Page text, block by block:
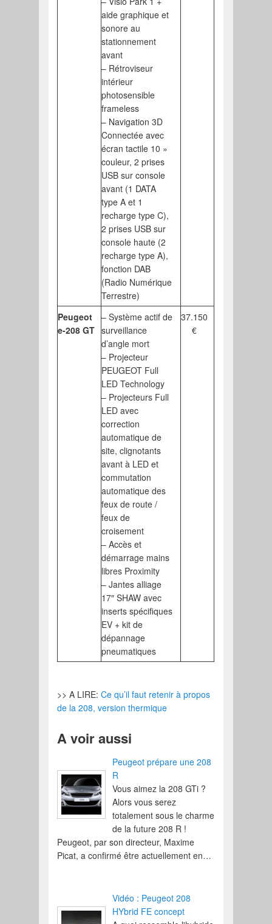
aide graphique et
sonore au
stationnement
avant
– Rétroviseur
intérieur
photosensible
frameless
– Navigation 3D
Connectée avec
écran tactile 10 »
couleur, 2 prises
USB sur console
avant (1 DATA
type A et 1
recharge type C),
2 prises USB sur
console haute (2
recharge type A),
fonction DAB
(Radio Numérique
Terrestre)
Peugeot
e-208 GT
– Système actif de
surveillance
d’angle mort
– Projecteur
PEUGEOT Full
LED Technology
– Projecteurs Full
LED avec
correction
automatique de
site, clignotants
avant à LED et
commutation
automatique des
feux de route /
feux de
croisement
– Accès et
démarrage mains
libres Proximity
– Jantes alliage
17″ SHAW avec
inserts spécifiques
EV + kit de
dépannage
pneumatiques
37.150
€
>> A LIRE:Ce qu’il faut retenir à propos
de la 208, version thermique
A voir aussi
Peugeot prépare une 208
R
Vous aimez la 208 GTi ?
Alors vous serez
totalement sous le charme
de la future 208 R !
Peugeot, par son directeur, Maxime
Picat, a confirmé être actuellement en…
Vidéo : Peugeot 208
HYbrid FE concept